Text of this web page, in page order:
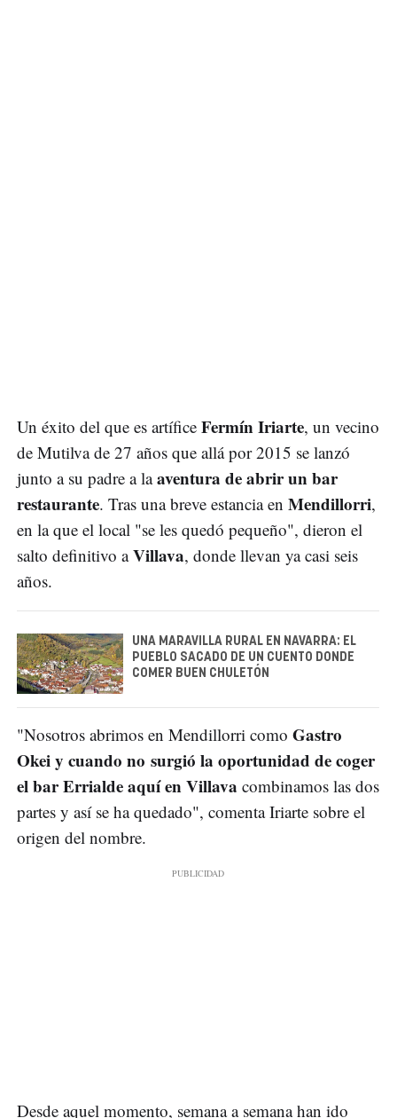
Un éxito del que es artífice Fermín Iriarte, un vecino
de Mutilva de 27 años que allá por 2015 se lanzó
junto a su padre a laaventura de abrir un bar
restaurante. Tras una breve estancia en Mendillorri,
en la que el local "se les quedó pequeño", dieron el
salto definitivo aVillava, donde llevan ya casi seis
años.
UNA MARAVILLA RURAL EN NAVARRA: EL
PUEBLO SACADO DE UN CUENTO DONDE
COMER BUEN CHULETÓN
"Nosotros abrimos en Mendillorri como Gastro
Okei y cuando no surgió la oportunidad de coger
el bar Errialde aquí en Villava combinamos las dos
partes y así se ha quedado", comenta Iriarte sobre el
origen del nombre.
Desde aquel momento, semana a semana han ido